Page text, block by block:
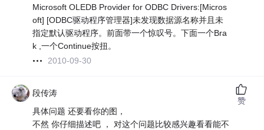
Microsoft OLEDB Provider for ODBC Drivers:[Micros
oft] [ODBC驱动程序管理器]未发现数据源名称并且未
指定默认驱动程序。前面带一个惊叹号。下面一个Bra
k ,一个Continue按扭。
2010-09-30
段传涛
具体问题 还要看你的图，
不然 你仔细描述吧 ， 对这个问题比较感兴趣看看能不
赞